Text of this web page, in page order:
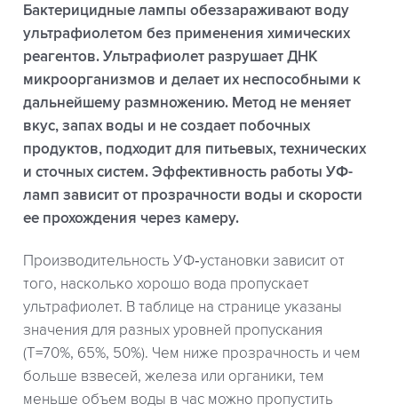
Бактерицидные лампы обеззараживают воду
ультрафиолетом без применения химических
реагентов. Ультрафиолет разрушает ДНК
микроорганизмов и делает их неспособными к
дальнейшему размножению. Метод не меняет
вкус, запах воды и не создает побочных
продуктов, подходит для питьевых, технических
и сточных систем. Эффективность работы УФ-
ламп зависит от прозрачности воды и скорости
ее прохождения через камеру.
Производительность УФ‑установки зависит от
того, насколько хорошо вода пропускает
ультрафиолет. В таблице на странице указаны
значения для разных уровней пропускания
(T=70%, 65%, 50%). Чем ниже прозрачность и чем
больше взвесей, железа или органики, тем
меньше объем воды в час можно пропустить